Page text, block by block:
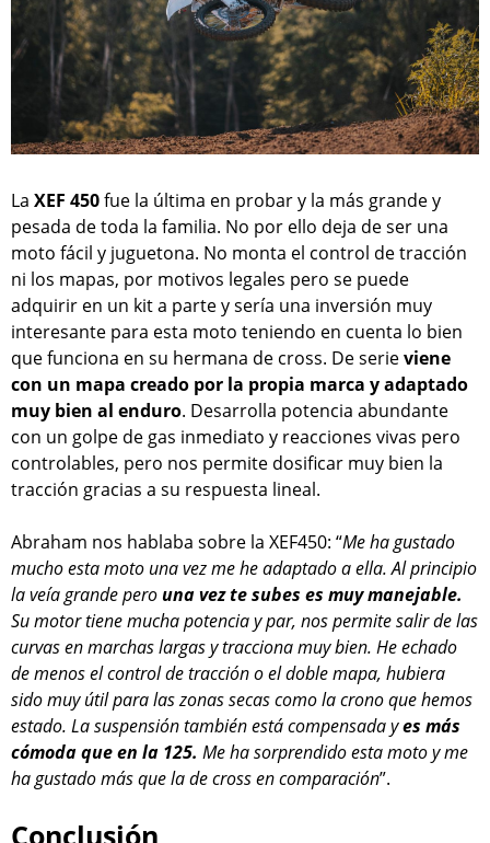
La XEF 450fue la última en probar y la más grande y
pesada de toda la familia. No por ello deja de ser una
moto fácil y juguetona. No monta el control de tracción
ni los mapas, por motivos legales pero se puede
adquirir en un kit a parte y sería una inversión muy
interesante para esta moto teniendo en cuenta lo bien
que funciona en su hermana de cross. De serieviene
con un mapa creado por la propia marca y adaptado
muy bien al enduro. Desarrolla potencia abundante
con un golpe de gas inmediato y reacciones vivas pero
controlables, pero nos permite dosificar muy bien la
tracción gracias a su respuesta lineal.
Abraham nos hablaba sobre la XEF450: “Me ha gustado
mucho esta moto una vez me he adaptado a ella. Al principio
la veía grande perouna vez te subes es muy manejable.
Su motor tiene mucha potencia y par, nos permite salir de las
curvas en marchas largas y tracciona muy bien. He echado
de menos el control de tracción o el doble mapa, hubiera
sido muy útil para las zonas secas como la crono que hemos
estado. La suspensión también está compensada yes más
cómoda que en la 125. Me ha sorprendido esta moto y me
ha gustado más que la de cross en comparación”.
Conclusión